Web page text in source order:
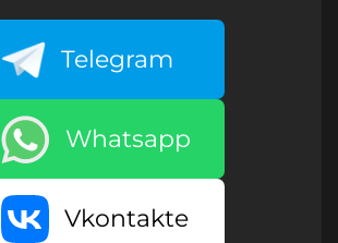
Telegram
Whatsapp
Vkontakte